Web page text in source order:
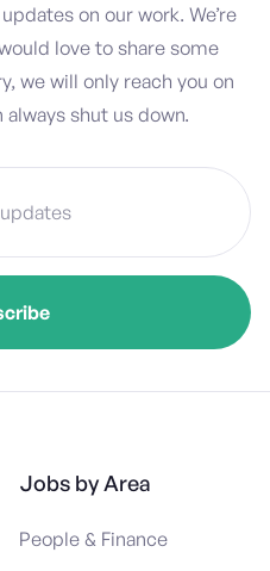
on our work. We’re
love to share some
we will only reach you on
shut us down.
Jobs by Area
People & Finance